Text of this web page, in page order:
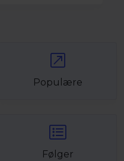
Populære
Følger